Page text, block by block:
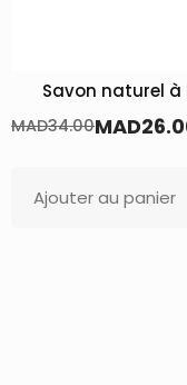
et menthe